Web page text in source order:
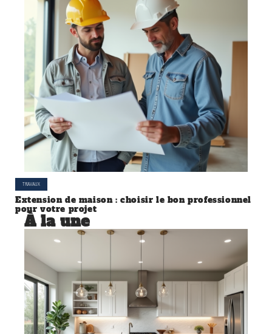
TRAVAUX
Extension de maison : choisir le bon professionnel
pour votre projet
À la une